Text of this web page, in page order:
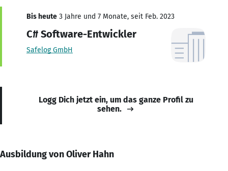
Bis heute 3 Jahre und 7 Monate, seit Feb. 2023
C# Software-Entwickler
Safelog GmbH
Logg Dich jetzt ein, um das ganze Profil zu
sehen.
Ausbildung von Oliver Hahn